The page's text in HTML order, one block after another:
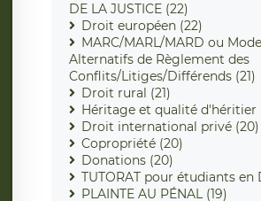
DE LA JUSTICE (22)
Droit européen (22)
MARC/MARL/MARD ou
Alternatifs de Règlement des
Conflits/Litiges/Différends (21)
Droit rural (21)
Héritage et qualité d'héritier
Droit international privé (20)
Copropriété (20)
Donations (20)
TUTORAT pour étudiants en
PLAINTE AU PÉNAL (19)